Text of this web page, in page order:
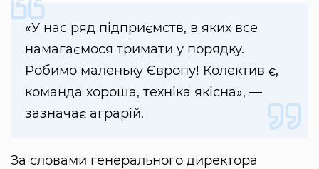
«У нас ряд підприємств, в яких все
намагаємося тримати у порядку.
Робимо маленьку Європу! Колектив є,
команда хороша, техніка якісна», —
зазначає аграрій.
За словами генерального директора